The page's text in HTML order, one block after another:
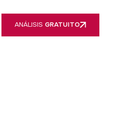
ANÁLISIS GRATUITO